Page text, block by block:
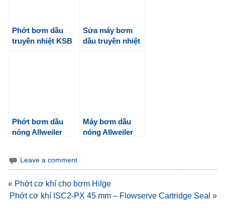
Phớt bơm dầu
truyền nhiệt KSB
Sửa máy bơm
dầu truyền nhiệt
Phớt bơm dầu
nóng Allweiler
Máy bơm dầu
nóng Allweiler
Leave a comment
Điều
hướng
« Phớt cơ khí cho bơm Hilge
Phớt cơ khí ISC2-PX 45 mm – Flowserve Cartridge Seal »